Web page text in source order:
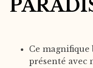
Ce
présenté avec